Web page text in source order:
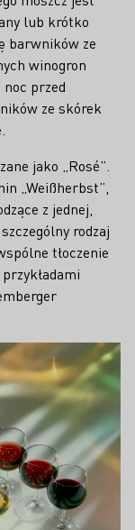
lub krótko
barwników ze
winogron
przed
ze skórek
jako „Rosé”.
„Weißherbst”,
z jednej,
rodzaj
tłoczenie
win
odmiany
się do